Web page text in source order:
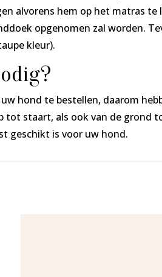
alvorens hem op het matras
opgenomen zal worden.
kleur).
hond te bestellen, daarom
tot staart, als ook van de grond
geschikt is voor uw hond.